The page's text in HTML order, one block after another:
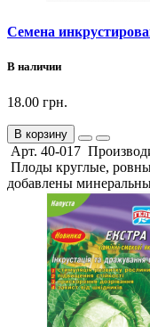
Семена
В наличии
18.00 грн.
В корзину
Арт. 40-017
Плоды круглые,
добавлены